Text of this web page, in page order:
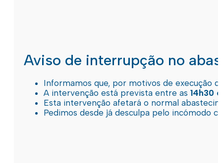
Aviso de interrupção no
Informamos que, por motivos de execução
A intervenção está prevista entre as 14h30
Esta intervenção afetará o normal
Pedimos desde já desculpa pelo incómodo